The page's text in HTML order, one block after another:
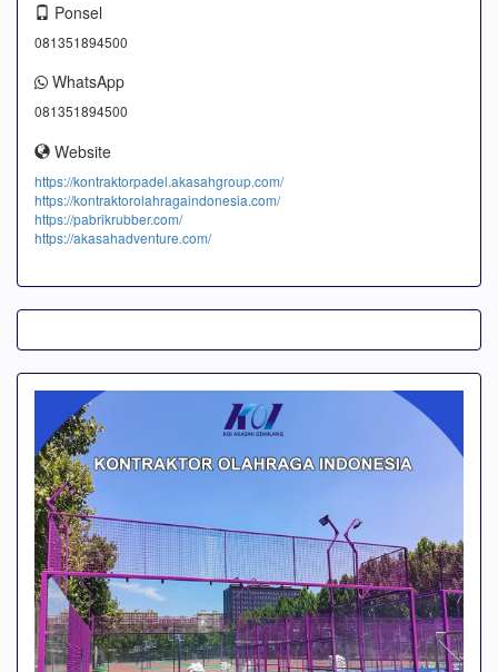
Ponsel
081351894500
WhatsApp
081351894500
Website
https://kontraktorpadel.akasahgroup.com/
https://kontraktorolahragaindonesia.com/
https://pabrikrubber.com/
https://akasahadventure.com/